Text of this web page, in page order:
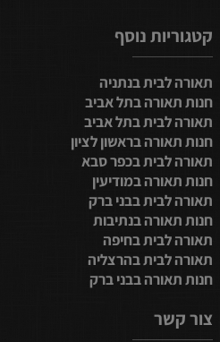
קטגוריות נוסף
תאורה לבית בנתניה
חנות תאורה בתל אביב
תאורה לבית בתל אביב
חנות תאורה בראשון לציון
תאורה לבית בכפר סבא
חנות תאורה במודיעין
תאורה לבית בבני ברק
חנות תאורה בנתיבות
תאורה לבית בחיפה
תאורה לבית בהרצליה
חנות תאורה בבני ברק
צור קשר